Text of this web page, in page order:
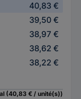
40,83 €
39,50 €
38,97 €
38,62 €
38,22 €
(40,83 € / unité(s))